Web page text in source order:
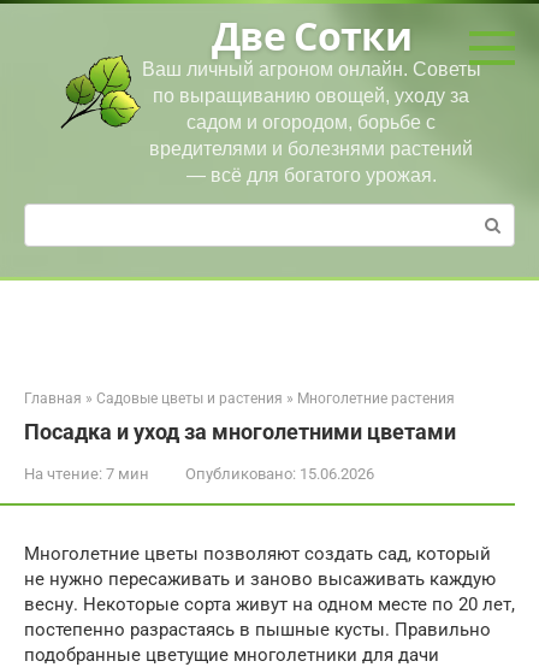
Перейти
Две Сотки
Ваш личный агроном онлайн. Советы
по выращиванию овощей, уходу за
садом и огородом, борьбе с
вредителями и болезнями растений
— всё для богатого урожая.
Поиск:
Главная » Садовые цветы и растения » Многолетние растения
Посадка и уход за многолетними цветами
На чтение: 7 мин Опубликовано: 15.06.2026
Многолетние цветы позволяют создать сад, который
не нужно пересаживать и заново высаживать каждую
весну. Некоторые сорта живут на одном месте по 20 лет,
постепенно разрастаясь в пышные кусты. Правильно
подобранные цветущие многолетники для дачи